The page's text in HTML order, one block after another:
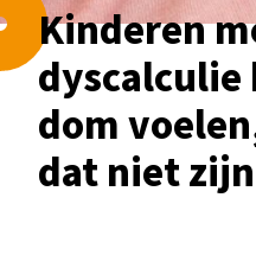
Kinderen
dyscalculie
dom
dat niet